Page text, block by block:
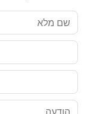
שם
מלא
דואר
אלקטרוני
טלפון
הודעה